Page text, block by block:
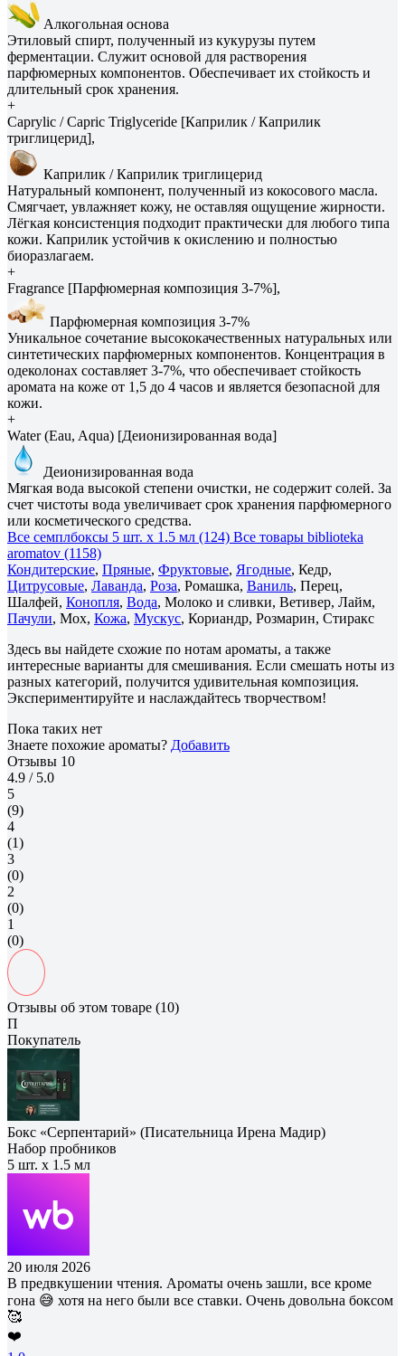
Алкогольная основа
Этиловый спирт, полученный из кукурузы путем
ферментации. Служит основой для растворения
парфюмерных компонентов. Обеспечивает их стойкость и
длительный срок хранения.
+
Caprylic / Capric Triglyceride [Каприлик / Каприлик
триглицерид],
Каприлик / Каприлик триглицерид
Натуральный компонент, полученный из кокосового масла.
Смягчает, увлажняет кожу, не оставляя ощущение жирности.
Лёгкая консистенция подходит практически для любого типа
кожи. Каприлик устойчив к окислению и полностью
биоразлагаем.
+
Fragrance [Парфюмерная композиция 3-7%],
Парфюмерная композиция 3-7%
Уникальное сочетание высококачественных натуральных или
синтетических парфюмерных компонентов. Концентрация в
одеколонах составляет 3-7%, что обеспечивает стойкость
аромата на коже от 1,5 до 4 часов и является безопасной для
кожи.
+
Water (Eau, Aqua) [Деионизированная вода]
Деионизированная вода
Мягкая вода высокой степени очистки, не содержит солей. За
счет чистоты вода увеличивает срок хранения парфюмерного
или косметического средства.
Все семплбоксы 5 шт. х 1.5 мл (124) Все товары biblioteka
aromatov (1158)
Кондитерские, Пряные, Фруктовые, Ягодные, Кедр,
Цитрусовые, Лаванда, Роза, Ромашка, Ваниль, Перец,
Шалфей, Конопля, Вода, Молоко и сливки, Ветивер, Лайм,
Пачули, Мох, Кожа, Мускус, Кориандр, Розмарин, Стиракс
Здесь вы найдете схожие по нотам ароматы, а также
интересные варианты для смешивания. Если смешать ноты из
разных категорий, получится удивительная композиция.
Экспериментируйте и наслаждайтесь творчеством!
Пока таких нет
Знаете похожие ароматы? Добавить
Отзывы 10
4.9 / 5.0
5
(9)
4
(1)
3
(0)
2
(0)
1
(0)
Отзывы об этом товаре (10)
П
Покупатель
Бокс «Серпентарий» (Писательница Ирена Мадир)
Набор пробников
5 шт. х 1.5 мл
20 июля 2026
В предвкушении чтения. Ароматы очень зашли, все кроме
гона 😅 хотя на него были все ставки. Очень довольна боксом
🥰
❤️